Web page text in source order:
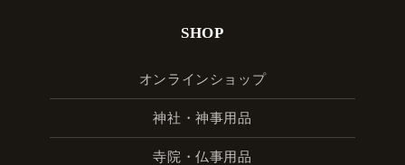
SHOP
オンラインショップ
神社・神事用品
寺院・仏事用品